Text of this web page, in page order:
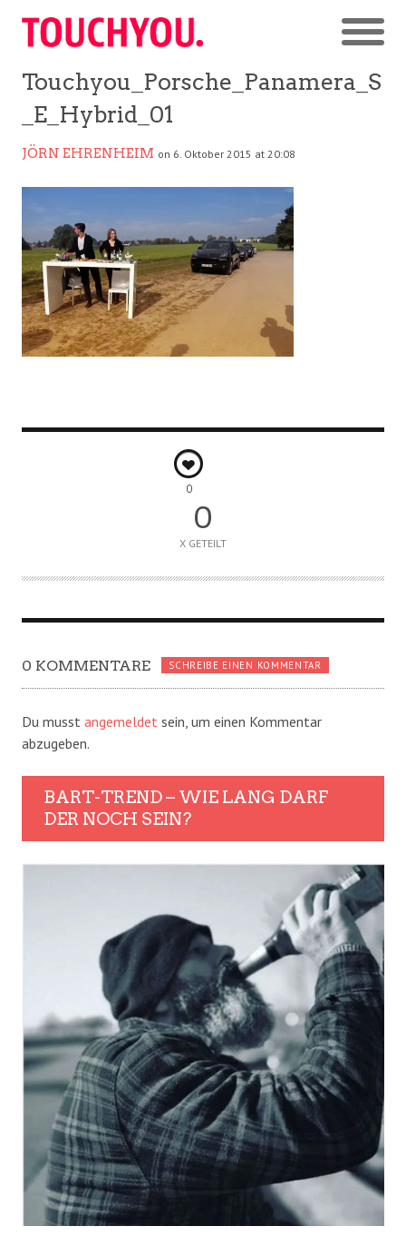
Touchyou_Porsche_Panamera_S
_E_Hybrid_01
JÖRN EHRENHEIM on 6. Oktober 2015 at 20:08
0
0
X GETEILT
0 KOMMENTARE SCHREIBE EINEN KOMMENTAR
Du musst angemeldet sein, um einen Kommentar
abzugeben.
BART-TREND – WIE LANG DARF
DER NOCH SEIN?